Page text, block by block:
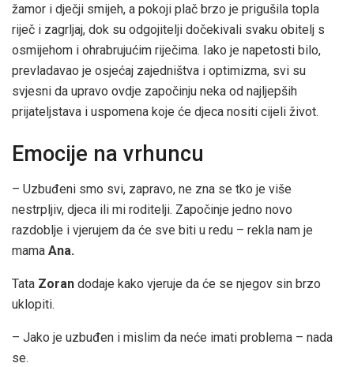
žamor i dječji smijeh, a pokoji plač brzo je prigušila topla
riječ i zagrljaj, dok su odgojitelji dočekivali svaku obitelj s
osmijehom i ohrabrujućim riječima. Iako je napetosti bilo,
prevladavao je osjećaj zajedništva i optimizma, svi su
svjesni da upravo ovdje započinju neka od najljepših
prijateljstava i uspomena koje će djeca nositi cijeli život.
Emocije na vrhuncu
– Uzbuđeni smo svi, zapravo, ne zna se tko je više
nestrpljiv, djeca ili mi roditelji. Započinje jedno novo
razdoblje i vjerujem da će sve biti u redu – rekla nam je
mama Ana.
Tata Zoran dodaje kako vjeruje da će se njegov sin brzo
uklopiti.
– Jako je uzbuđen i mislim da neće imati problema – nada
se.